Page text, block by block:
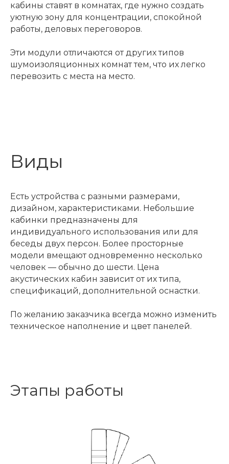
кабины ставят в комнатах, где нужно создать
уютную зону для концентрации, спокойной
работы, деловых переговоров.
Эти модули отличаются от других типов
шумоизоляционных комнат тем, что их легко
перевозить с места на место.
Виды
Есть устройства с разными размерами,
дизайном, характеристиками. Небольшие
кабинки предназначены для
индивидуального использования или для
беседы двух персон. Более просторные
модели вмещают одновременно несколько
человек — обычно до шести. Цена
акустических кабин зависит от их типа,
спецификаций, дополнительной оснастки.
По желанию заказчика всегда можно изменить
техническое наполнение и цвет панелей.
Этапы работы